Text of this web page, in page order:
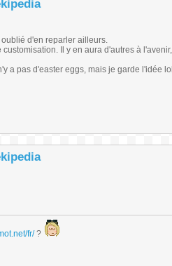
d'en reparler ailleurs.
Il y en aura d'autres à
a pas d'easter eggs, mais je garde l'idée
fr/?